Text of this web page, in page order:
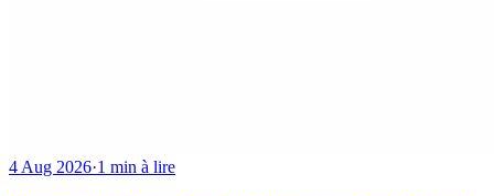
4 Aug 2026·1 min à lire